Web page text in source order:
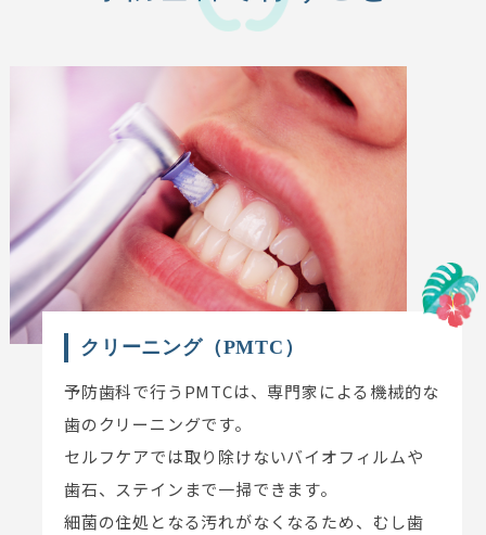
クリーニング（PMTC）
予防歯科で行うPMTCは、専門家による機械的な
歯のクリーニングです。
セルフケアでは取り除けないバイオフィルムや
歯石、ステインまで一掃できます。
細菌の住処となる汚れがなくなるため、むし歯